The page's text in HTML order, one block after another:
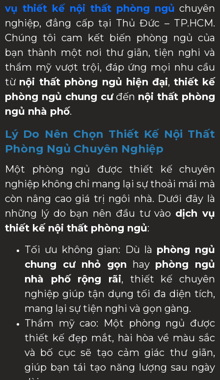
vụ thiết kế nội thất phòng ngủ chuyên
nghiệp, đẳng cấp tại Thủ Đức – TP.HCM.
Chúng tôi cam kết biến phòng ngủ của
bạn thành một nơi thư giãn, tiện nghi và
thẩm mỹ vượt trội, đáp ứng mọi nhu cầu
từ nội thất phòng ngủ hiện đại, thiết kế
phòng ngủ chung cưđến nội thất phòng
ngủ nhà phố.
Lý Do Nên Chọn Thiết Kế Nội Thất
Phòng Ngủ Chuyên Nghiệp
Một phòng ngủ được thiết kế chuyên
nghiệp không chỉ mang lại sự thoải mái mà
còn nâng cao giá trị ngôi nhà. Dưới đây là
những lý do bạn nên đầu tư vào dịch vụ
thiết kế nội thất phòng ngủ:
Tối ưu không gian: Dù là phòng ngủ
chung cư nhỏ gọn hay phòng ngủ
nhà phố rộng rãi, thiết kế chuyên
nghiệp giúp tận dụng tối đa diện tích,
mang lại sự tiện nghi và gọn gàng.
Thẩm mỹ cao: Một phòng ngủ được
thiết kế đẹp mắt, hài hòa về màu sắc
và bố cục sẽ tạo cảm giác thư giãn,
giúp bạn tái tạo năng lượng sau ngày